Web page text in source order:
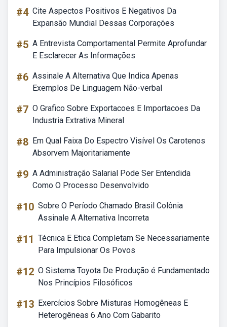
#4 Cite Aspectos Positivos E Negativos Da
Expansão Mundial Dessas Corporações
#5 A Entrevista Comportamental Permite Aprofundar
E Esclarecer As Informações
#6 Assinale A Alternativa Que Indica Apenas
Exemplos De Linguagem Não-verbal
#7 O Grafico Sobre Exportacoes E Importacoes Da
Industria Extrativa Mineral
#8 Em Qual Faixa Do Espectro Visível Os Carotenos
Absorvem Majoritariamente
#9 A Administração Salarial Pode Ser Entendida
Como O Processo Desenvolvido
#10 Sobre O Período Chamado Brasil Colônia
Assinale A Alternativa Incorreta
#11 Técnica E Etica Completam Se Necessariamente
Para Impulsionar Os Povos
#12 O Sistema Toyota De Produção é Fundamentado
Nos Princípios Filosóficos
#13 Exercícios Sobre Misturas Homogêneas E
Heterogêneas 6 Ano Com Gabarito